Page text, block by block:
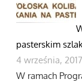
pasterskim
4 września, 2017
W ramach